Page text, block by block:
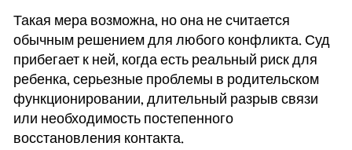
Такая мера возможна, но она не считается
обычным решением для любого конфликта. Суд
прибегает к ней, когда есть реальный риск для
ребенка, серьезные проблемы в родительском
функционировании, длительный разрыв связи
или необходимость постепенного
восстановления контакта.